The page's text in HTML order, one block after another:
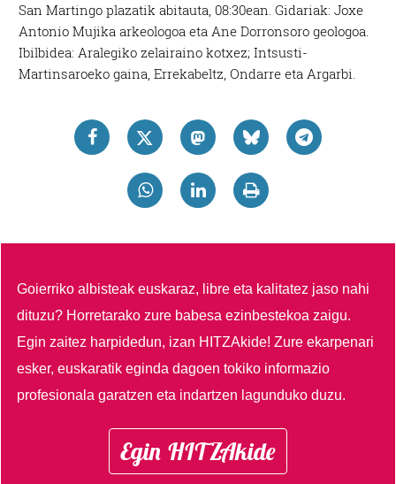
San Martingo plazatik abitauta, 08:30ean. Gidariak: Joxe
Antonio Mujika arkeologoa eta Ane Dorronsoro geologoa.
Ibilbidea: Aralegiko zelairaino kotxez; Intsusti-
Martinsaroeko gaina, Errekabeltz, Ondarre eta Argarbi.
Goierriko albisteak euskaraz, libre eta kalitatez jaso nahi
dituzu? Horretarako zure babesa ezinbestekoa zaigu.
Egin zaitez harpidedun, izan HITZAkide!Zure ekarpenari
esker, euskaratik eginda dagoen tokiko informazio
profesionala garatzen eta indartzen lagunduko duzu.
Egin HITZAkide